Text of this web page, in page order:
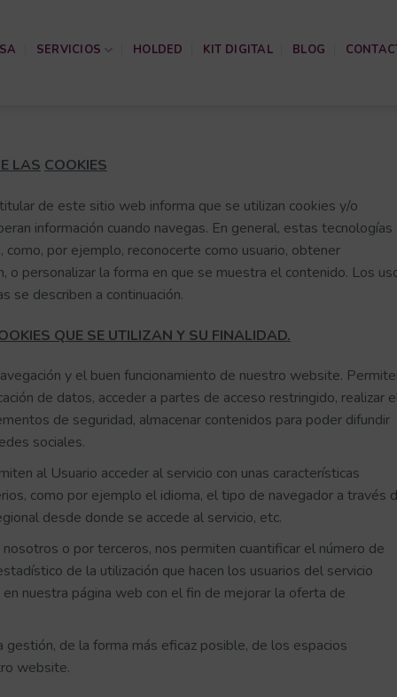
SERVICIOS HOLDED KIT DIGITAL BLOG
LAS COOKIES
de este sitio web informa que se utilizan cookies y/o
información cuando navegas. En general, estas tecnologías
por ejemplo, reconocerte como usuario, obtener
o personalizar la forma en que se muestra el contenido. Los
se describen a continuación.
QUE SE UTILIZAN Y SU FINALIDAD.
y el buen funcionamiento de nuestro website.
de datos, acceder a partes de acceso restringido, realizar
de seguridad, almacenar contenidos para poder difundir
sociales.
al Usuario acceder al servicio con unas características
como por ejemplo el idioma, el tipo de navegador a través
desde donde se accede al servicio, etc.
o por terceros, nos permiten cuantificar el número de
de la utilización que hacen los usuarios del servicio
nuestra página web con el fin de mejorar la oferta de
gestión, de la forma más eficaz posible, de los espacios
website.